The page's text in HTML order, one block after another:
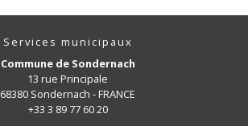
Services municipaux
Commune de Sondernach
13 rue Principale
68380 Sondernach - FRANCE
+33 3 89 77 60 20